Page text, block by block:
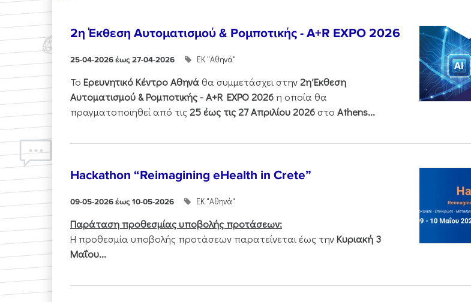
2η Έκθεση Αυτοματισμού & Ρομποτικής - A+R EXPO 2026
25-04-2026 έως 27-04-2026 ΕΚ "Αθηνά"
Το Ερευνητικό Κέντρο Αθηνάθα συμμετάσχει στην2η Έκθεση
Αυτοματισμού & Ρομποτικής - Α+R EXPO 2026η οποία θα
πραγματοποιηθεί από τις25 έως τις 27 Απριλίου 2026 στο Athens...
Hackathon “Reimagining eHealth in Crete”
09-05-2026 έως 10-05-2026 ΕΚ "Αθηνά"
Παράταση προθεσμίας υποβολής προτάσεων:
Η προθεσμία υποβολής προτάσεων παρατείνεται έως τηνΚυριακή 3
Μαΐου...